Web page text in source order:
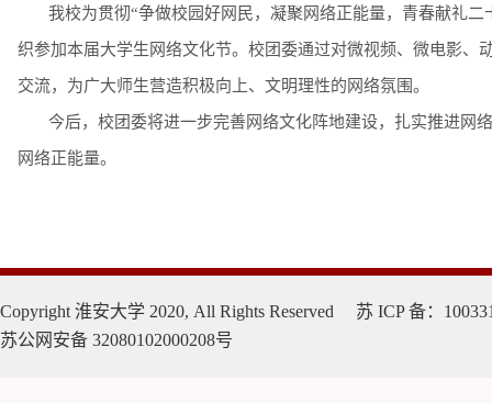
我校为贯彻“争做校园好网民，凝聚网络正能量，青春献礼
织参加本届大学生网络文化节。校团委通过对微视频、微电影
交流，为广大师生营造积极向上、文明理性的网络氛围。
今后，校团委将进一步完善网络文化阵地建设，扎实推进网
网络正能量。
Copyright 淮安大学 2020, All Rights Reserved 苏 ICP 备：
苏公网安备 32080102000208号